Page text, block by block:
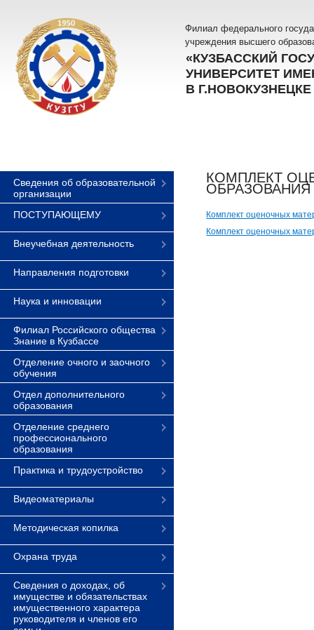
Филиал федерального
учреждения высшего
«КУЗБАССКИЙ
УНИВЕРСИТЕТ
В Г.НОВОКУЗНЕЦКЕ
Сведения об образовательной
организации
ПОСТУПАЮЩЕМУ
Внеучебная деятельность
Направления подготовки
Наука и инновации
Филиал Российского общества
Знание в Кузбассе
Отделение очного и заочного
обучения
Отдел дополнительного
образования
Отделение среднего
профессионального
образования
Практика и трудоустройство
Видеоматериалы
Методическая копилка
Охрана труда
Сведения о доходах, об
имуществе и обязательствах
имущественного характера
руководителя и членов его
КОМПЛЕКТ
ОБРАЗОВАНИЯ
Комплект оценочных
Комплект оценочных